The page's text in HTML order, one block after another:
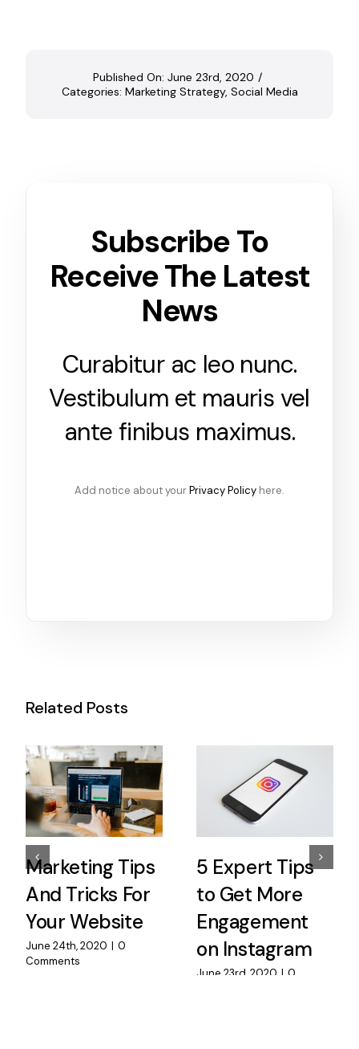
Published On: June 23rd, 2020 /
Categories: Marketing Strategy, Social Media
Subscribe To
Receive The Latest
News
Curabitur ac leo nunc.
Vestibulum et mauris vel
ante finibus maximus.
Add notice about yourPrivacy Policy here.
Related Posts
Marketing Tips
And Tricks For
Your Website
June 24th, 2020 | 0
Comments
5 Expert Tips
to Get More
Engagement
on Instagram
June 23rd, 2020 | 0